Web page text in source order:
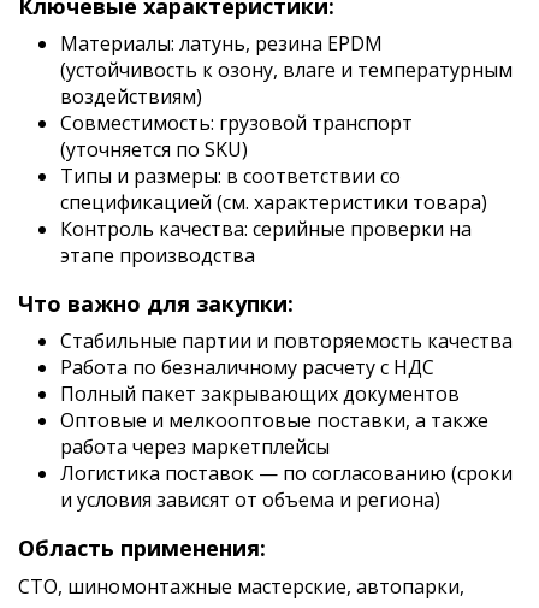
Ключевые характеристики:
Материалы: латунь, резина EPDM
(устойчивость к озону, влаге и температурным
воздействиям)
Совместимость: грузовой транспорт
(уточняется по SKU)
Типы и размеры: в соответствии со
спецификацией (см. характеристики товара)
Контроль качества: серийные проверки на
этапе производства
Что важно для закупки:
Стабильные партии и повторяемость качества
Работа по безналичному расчету с НДС
Полный пакет закрывающих документов
Оптовые и мелкооптовые поставки, а также
работа через маркетплейсы
Логистика поставок — по согласованию (сроки
и условия зависят от объема и региона)
Область применения:
СТО, шиномонтажные мастерские, автопарки,